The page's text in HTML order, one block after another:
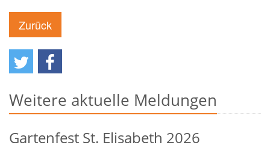
Zurück
Weitere aktuelle Meldungen
Gartenfest St. Elisabeth 2026